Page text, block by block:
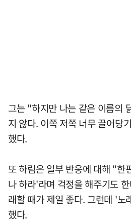
그는 "하지만 나는 같은 이름의
지 않다. 이쪽 저쪽 너무 끌어당
했다.
또 하림은 일부 반응에 대해 "한
나 하라'라며 걱정을 해주기도
래할 때가 제일 좋다. 그런데 '
했다.